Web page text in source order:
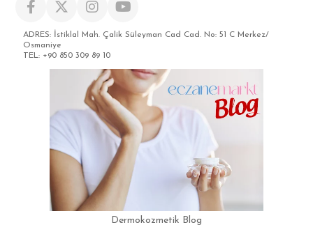
ADRES: İstiklal Mah. Çalik Süleyman Cad Cad. No: 51 C Merkez/
Osmaniye
TEL: +90 850 309 89 10
Dermokozmetik Blog